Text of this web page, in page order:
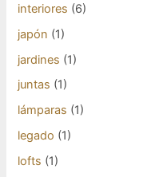
interiores (6)
japón (1)
jardines (1)
juntas (1)
lámparas (1)
legado (1)
lofts (1)